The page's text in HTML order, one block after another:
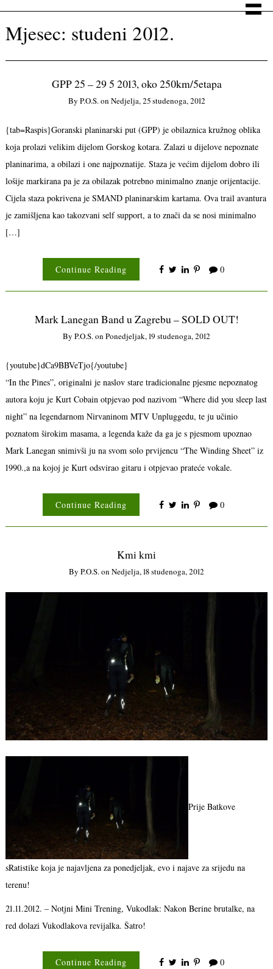
Mjesec: studeni 2012.
GPP 25 – 29 5 2013, oko 250km/5etapa
By P.o.s.on Nedjelja, 25 studenoga, 2012
{tab=Raspis}Goranski planinarski put (GPP) je obilaznica kružnog oblika
koja prolazi velikim dijelom Gorskog kotara. Zalazi u dijelove nepoznate
planinarima, a obilazi i one najpoznatije. Staza je većim dijelom dobro ili
lošije markirana pa je za obilazak potrebno minimalno znanje orijentacije.
Cijela staza pokrivena je SMAND planinarskim kartama. Ova trail avantura
je zamišljena kao takozvani self support, a to znači da se nosi minimalno
[…]
Continue Reading 0
Mark Lanegan Band u Zagrebu – SOLD OUT!
By P.o.s.on Ponedjeljak, 19 studenoga, 2012
{youtube}dCa9BBVeTjo{/youtube}
“In the Pines”, originalni je naslov stare tradicionalne pjesme nepoznatog
autora koju je Kurt Cobain otpjevao pod nazivom “Where did you sleep last
night” na legendarnom Nirvaninom MTV Unpluggedu, te ju učinio
poznatom širokim masama, a legenda kaže da ga je s pjesmom upoznao
Mark Lanegan snimivši ju na svom solo prvijencu “The Winding Sheet” iz
1990.,a na kojoj je Kurt odsvirao gitaru i otpjevao prateće vokale.
Continue Reading 0
Kmi kmi
By P.o.s.on Nedjelja, 18 studenoga, 2012
Prije Batkove
sRatistike koja je najavljena za ponedjeljak, evo i najave za srijedu na
terenu!
21.11.2012. – Notjni Mini Trening, Vukodlak: Nakon Berine brutalke, na
red dolazi Vukodlakova revijalka. Šatro!
Continue Reading 0